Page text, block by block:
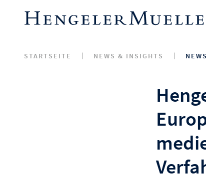
STARTSEITE NEWS & INSIGHTS NEWS